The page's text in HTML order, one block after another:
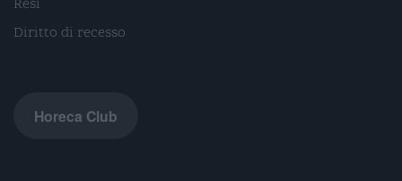
Resi
Diritto di recesso
Horeca Club